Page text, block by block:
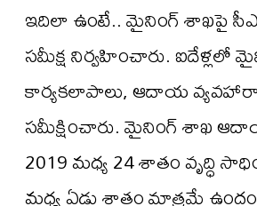
ఇదిలా ఉంటే.. మైనింగ్ శాఖపై
సమీక్ష నిర్వహించారు. ఐదేళ్లలో
కార్యకలాపాలు, ఆదాయ
సమీక్షించారు. మైనింగ్ శాఖ
2019 మధ్య 24 శాతం వృద్ధి
మధ్య ఏడు శాతం మాత్రమే